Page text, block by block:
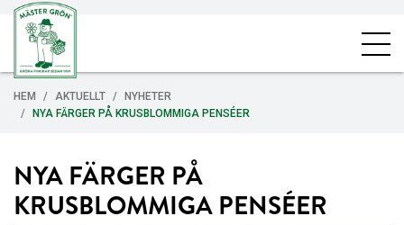
HEM AKTUELLT
NYHETER
NYA FÄRGER PÅ KRUSBLOMMIGA PENSÉER
NYA FÄRGER PÅ
KRUSBLOMMIGA PENSÉER